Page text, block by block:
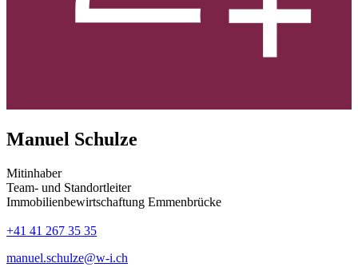
Manuel Schulze
Mitinhaber
Team- und Standortleiter
Immobilienbewirtschaftung Emmenbrücke
+41 41 267 35 35
manuel.schulze@w-i.ch